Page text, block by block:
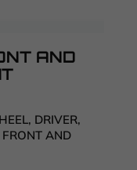
AND
DRIVER,
FRONT AND